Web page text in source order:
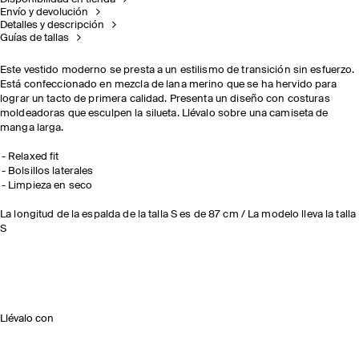
Envío y devolución
Detalles y descripción
Guías de tallas
Este vestido moderno se presta a un estilismo de transición sin esfuerzo.
Está confeccionado en mezcla de lana merino que se ha hervido para
lograr un tacto de primera calidad. Presenta un diseño con costuras
moldeadoras que esculpen la silueta. Llévalo sobre una camiseta de
manga larga.
Relaxed fit
Bolsillos laterales
Limpieza en seco
La longitud de la espalda de la talla S es de 87 cm / La modelo lleva la talla
S
Llévalo con